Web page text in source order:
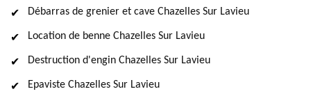
Débarras de grenier et cave Chazelles Sur Lavieu
Location de benne Chazelles Sur Lavieu
Destruction d'engin Chazelles Sur Lavieu
Epaviste Chazelles Sur Lavieu